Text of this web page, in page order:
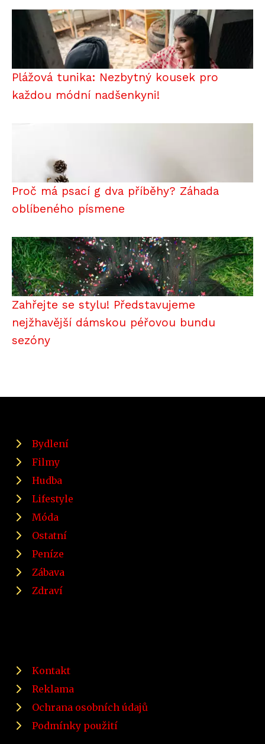
Plážová tunika: Nezbytný kousek pro
každou módní nadšenkyni!
Proč má psací g dva příběhy? Záhada
oblíbeného písmene
Zahřejte se stylu! Představujeme
nejžhavější dámskou péřovou bundu
sezóny
Bydlení
Filmy
Hudba
Lifestyle
Móda
Ostatní
Peníze
Zábava
Zdraví
Kontakt
Reklama
Ochrana osobních údajů
Podmínky použití